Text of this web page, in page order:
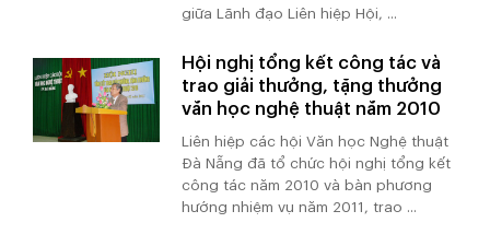
giữa Lãnh đạo Liên hiệp Hội, ...
Hội nghị tổng kết công tác và
trao giải thưởng, tặng thưởng
văn học nghệ thuật năm 2010
Liên hiệp các hội Văn học Nghệ thuật
Đà Nẵng đã tổ chức hội nghị tổng kết
công tác năm 2010 và bàn phương
hướng nhiệm vụ năm 2011, trao ...